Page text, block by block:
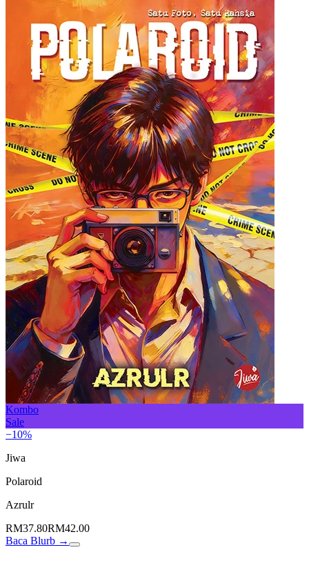
Kombo
Sale
−10%
Jiwa
Polaroid
Azrulr
RM37.80RM42.00
Baca Blurb →